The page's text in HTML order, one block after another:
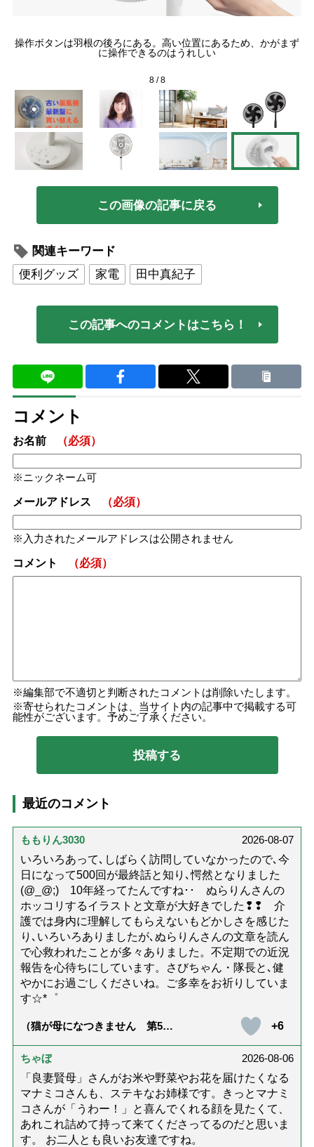
操作ボタンは羽根の後ろにある。高い位置にあるため、かがまず
に操作できるのはうれしい
8/8
この画像の記事に戻る
関連キーワード
便利グッズ
家電 田中真紀子
この記事へのコメントはこちら！
コメント
お名前 （必須）
ニックネーム可
メールアドレス （必須）
入力されたメールアドレスは公開されません
コメント （必須）
編集部で不適切と判断されたコメントは削除いたします。
寄せられたコメントは、当サイト内の記事中で掲載する可
能性がございます。予めご了承ください。
最近のコメント
ももりん3030
2026-08-07
いろいろあって､しばらく訪問していなかったので､今
日になって500回が最終話と知り､愕然となりました
(@_@;) 10年経ってたんですね･･ ぬらりんさんの
ホッコリするイラストと文章が大好きでした❢❢ 介
護では身内に理解してもらえないもどかしさを感じた
り､いろいろありましたが､ぬらりんさんの文章を読ん
で心救われたことが多々ありました。不定期での近況
報告を心待ちにしています。さびちゃん・隊長と､健
やかにお過ごしくださいね。ご多幸をお祈りしていま
す☆*゜
（猫が母になつきません 第500
+6
ちゃぼ
2026-08-06
「良妻賢母」さんがお米や野菜やお花を届けたくなる
マナミコさんも、ステキなお姉様です。きっとマナミ
コさんが「うわー！」と喜んでくれる顔を見たくて、
あれこれ詰めて持って来てくださってるのだと思いま
す。 お二人とも良いお友達ですね。